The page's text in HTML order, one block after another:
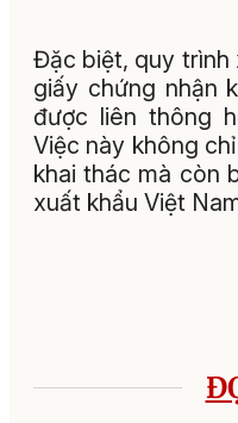
Đặc biệt, quy trình
giấy chứng nhận
được liên thông
Việc này không
khai thác mà còn
xuất khẩu Việt